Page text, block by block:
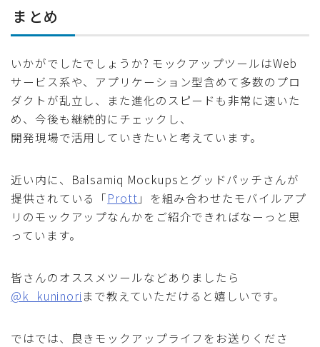
まとめ
いかがでしたでしょうか? モックアップツールはWeb
サービス系や、アプリケーション型含めて多数のプロ
ダクトが乱立し、また進化のスピードも非常に速いた
め、今後も継続的にチェックし、
開発現場で活用していきたいと考えています。
近い内に、Balsamiq Mockupsとグッドパッチさんが
提供されている「Prott 」を組み合わせたモバイルアプ
リのモックアップなんかをご紹介できればなーっと思
っています。
皆さんのオススメツールなどありましたら
@k_kuninori まで教えていただけると嬉しいです。
ではでは、良きモックアップライフをお送りくださ